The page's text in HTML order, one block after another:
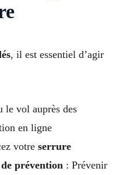
, il est essentiel d’agir
le vol auprès des
en ligne
votre serrure
prévention: Prévenir